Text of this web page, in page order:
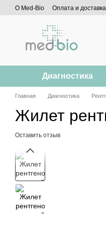
Перейти к основному контенту
О Med-Bio Оплата и доставка
Диагностика
Главная Диагностика
Жилет
Оставить отзыв